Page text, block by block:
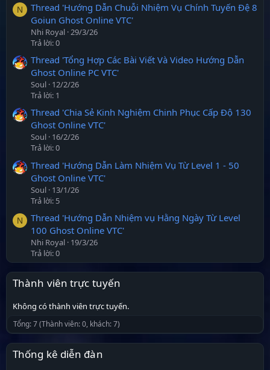
N
Thread 'Hướng Dẫn Chuỗi Nhiệm Vụ Chính Tuyến Đệ 8
Goiun Ghost Online VTC'
Nhi Royal 29/3/26
Trả lời: 0
Thread 'Tổng Hợp Các Bài Viết Và Video Hướng Dẫn
Ghost Online PC VTC'
Soul 12/2/26
Trả lời: 1
Thread 'Chia Sẻ Kinh Nghiệm Chinh Phục Cấp Độ 130
Ghost Online VTC'
Soul 16/2/26
Trả lời: 0
Thread 'Hướng Dẫn Làm Nhiệm Vụ Từ Level 1 - 50
Ghost Online VTC'
Soul 13/1/26
Trả lời: 5
N
Thread 'Hướng Dẫn Nhiệm vụ Hằng Ngày Từ Level
100 Ghost Online VTC'
Nhi Royal 19/3/26
Trả lời: 0
Thành viên trực tuyến
Không có thành viên trực tuyến.
Tổng: 7 (Thành viên: 0, khách: 7)
Thống kê diễn đàn